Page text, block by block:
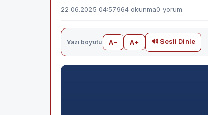
22.06.2025 04:57964 okunma0 yorum
Yazı boyutu A− A+ 🔊 Sesli Dinle